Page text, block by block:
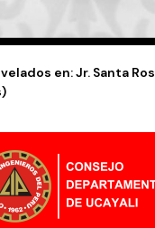
en: Jr. Santa